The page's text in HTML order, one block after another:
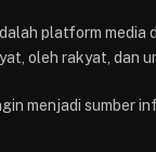
platform media
oleh rakyat, dan
menjadi sumber